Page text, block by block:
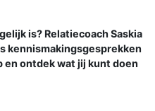
is? Relatiecoach Saskia
kennismakingsgesprekken
en ontdek wat jij kunt doen